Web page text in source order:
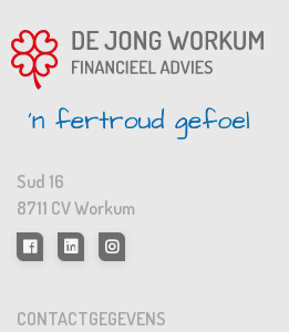
Sud 16
8711 CV Workum
CONTACTGEGEVENS